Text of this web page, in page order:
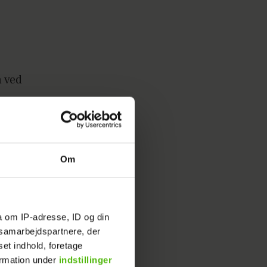
Om
om IP-adresse, ID og din
der
indhold, foretage
under indstillinger